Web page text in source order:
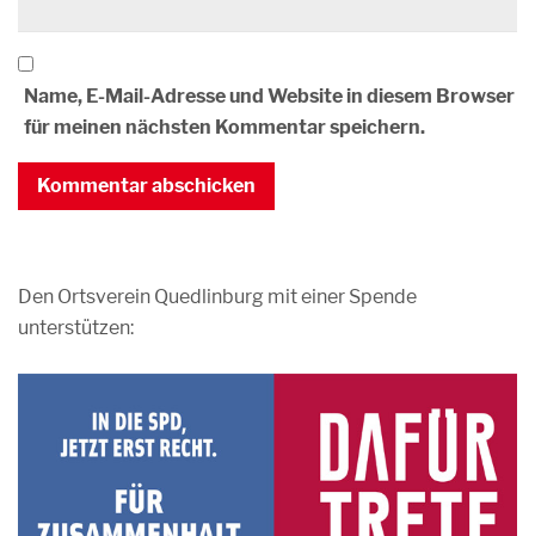
Name, E-Mail-Adresse und Website in diesem Browser
für meinen nächsten Kommentar speichern.
Den Ortsverein Quedlinburg mit einer Spende
unterstützen: